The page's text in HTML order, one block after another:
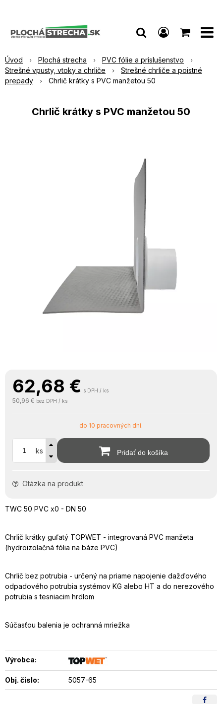
Úvod Plochá strecha
PVC fólie a príslušenstvo
Strešné vpusty, vtoky a chrliče
Strešné chrliče a poistné
prepady
Chrlič krátky s PVC manžetou 50
Chrlič krátky s PVC manžetou 50
62,68 € s DPH / ks
50,96 € bez DPH / ks
do 10 pracovných dní.
ks Pridať do košíka
Otázka na produkt
TWC 50 PVC x0 - DN 50
Chrlič krátky guľatý TOPWET - integrovaná PVC manžeta
(hydroizolačná fólia na báze PVC)
Chrlič bez potrubia - určený na priame napojenie dažďového
odpadového potrubia systémov KG alebo HT a do nerezového
potrubia s tesniacim hrdlom
Súčasťou balenia je ochranná mriežka
Výrobca:
Obj. čislo: 5057-65